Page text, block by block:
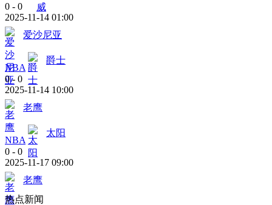
0 - 0
2025-11-14 01:00
爱沙尼亚
NBA
爵士
0 - 0
2025-11-14 10:00
老鹰
NBA
太阳
0 - 0
2025-11-17 09:00
老鹰
热点新闻